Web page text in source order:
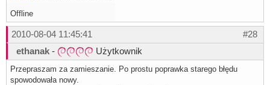
Offline
#28
2010-08-04 11:45:41
ethanak - Użytkownik
Przepraszam za zamieszanie. Po prostu poprawka starego błędu
spowodowała nowy.